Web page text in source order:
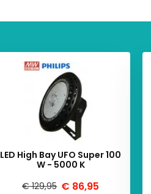
LED High Bay UFO Super 100
W - 5000 K
€ 129,95 € 86,95